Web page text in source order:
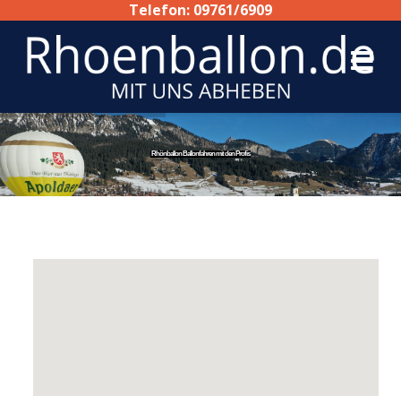
Telefon: 09761/6909
Rhönballon Ballonfahren mit den Profis